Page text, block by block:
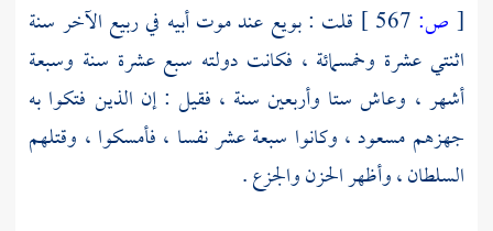
[ ص:
قلت : بويع عند موت أبيه في ربيع الآخر سنة
اثنتي عشرة وخمسمائة ، فكانت دولته سبع عشرة سنة وسبعة
أشهر ، وعاش ستا وأربعين سنة ، فقيل : إن الذين فتكوا به
جهزهم مسعود، وكانوا سبعة عشر نفسا ، فأمسكوا ، وقتلهم
السلطان ، وأظهر الحزن والجزع .